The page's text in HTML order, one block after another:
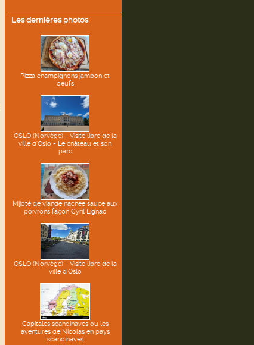
Les dernières photos
Pizza champignons jambon et
oeufs
OSLO (Norvège) - Visite libre de la
ville d'Oslo - Le château et son
parc
Mijoté de viande hachée sauce aux
poivrons façon Cyril Lignac
OSLO (Norvège) - Visite libre de la
ville d'Oslo
Capitales scandinaves ou les
aventures de Nicolas en pays
scandinaves